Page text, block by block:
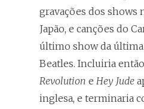
gravações dos shows
Japão, e canções do
último show da
Beatles. Incluiria
Revolution e Hey Jude
inglesa, e terminaria